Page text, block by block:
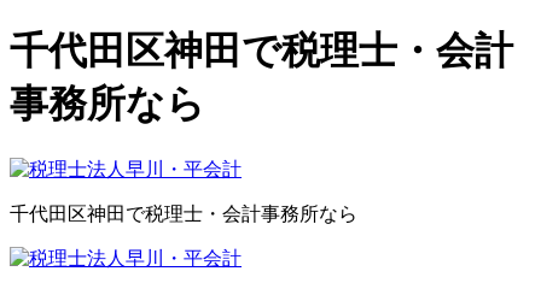
千代田区神田で税理士・会計
事務所なら
千代田区神田で税理士・会計事務所なら